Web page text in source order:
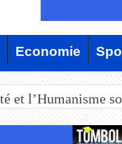
Economie
et l’Humanisme